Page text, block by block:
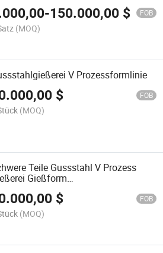
-150.000,00 $ FOB
(MOQ)
V Prozessformlinie
$ FOB
(MOQ)
Teile Gussstahl V Prozess
Gießform
$ FOB
(MOQ)